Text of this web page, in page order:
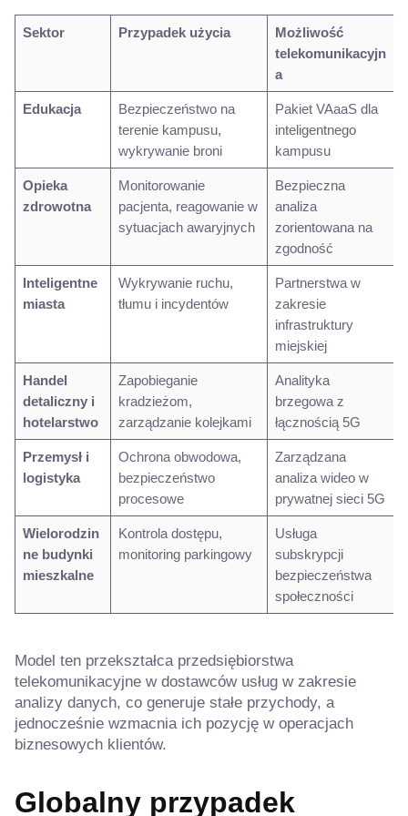
Sektor Przypadek użycia
Możliwość
telekomunikacyjn
a
Edukacja
Bezpieczeństwo na
terenie kampusu,
wykrywanie broni
Pakiet VAaaS dla
inteligentnego
kampusu
Opieka
zdrowotna
Monitorowanie
pacjenta, reagowanie w
sytuacjach awaryjnych
Bezpieczna
analiza
zorientowana na
zgodność
Inteligentne
miasta
Wykrywanie ruchu,
tłumu i incydentów
Partnerstwa w
zakresie
infrastruktury
miejskiej
Handel
detaliczny i
hotelarstwo
Zapobieganie
kradzieżom,
zarządzanie kolejkami
Analityka
brzegowa z
łącznością 5G
Przemysł i
logistyka
Ochrona obwodowa,
bezpieczeństwo
procesowe
Zarządzana
analiza wideo w
prywatnej sieci 5G
Wielorodzin
ne budynki
mieszkalne
Kontrola dostępu,
monitoring parkingowy
Usługa
subskrypcji
bezpieczeństwa
społeczności
Model ten przekształca przedsiębiorstwa
telekomunikacyjne w dostawców usług w zakresie
analizy danych, co generuje stałe przychody, a
jednocześnie wzmacnia ich pozycję w operacjach
biznesowych klientów.
Globalny przypadek